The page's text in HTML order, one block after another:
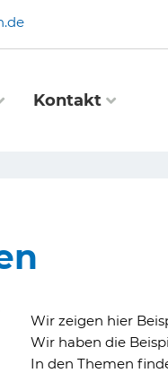
Kontakt
Wir zeigen hier
Wir haben die
In den Themen